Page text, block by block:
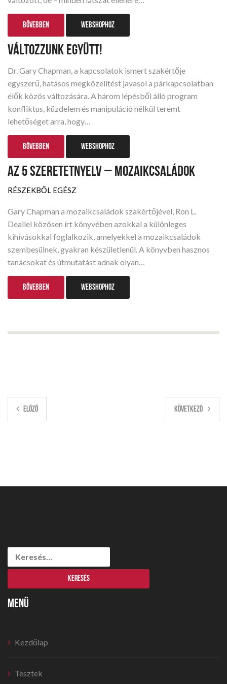
BŐVEBBEN WEBSHOPHOZ
VÁLTOZZUNK EGYÜTT!
Dr. Gary Chapman, a kapcsolatok ismert szakértője
egyszerű, hatásos megközelítést javasol a párkapcsolatban
élők közös változására. A három lépésből álló program
konfliktus, küzdelem és manipuláció nélkül teremt
lehetőséget arra, hogy…
BŐVEBBEN WEBSHOPHOZ
AZ 5 SZERETETNYELV – MOZAIKCSALÁDOK
RÉSZEKBŐL EGÉSZ
Gary Chapman a mozaikcsaládok szakértőjével, Ron L.
Deallel közösen írt könyvében azokkal a különleges
kihívásokkal foglalkozik, amelyekkel a mozaikcsaládok
szembesülnek, gyakran készületlenül. A könyvben hasznos
tanácsokat és útmutatást adnak olyan…
BŐVEBBEN WEBSHOPHOZ
ELŐZŐ KÖVETKEZŐ
Keresés:
MENÜ
Kezdőlap
Tesztek